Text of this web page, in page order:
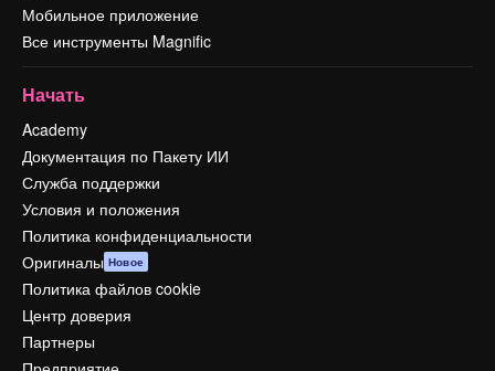
Мобильное приложение
Все инструменты Magnific
Начать
Academy
Документация по Пакету ИИ
Служба поддержки
Условия и положения
Политика конфиденциальности
Оригиналы Новое
Политика файлов cookie
Центр доверия
Партнеры